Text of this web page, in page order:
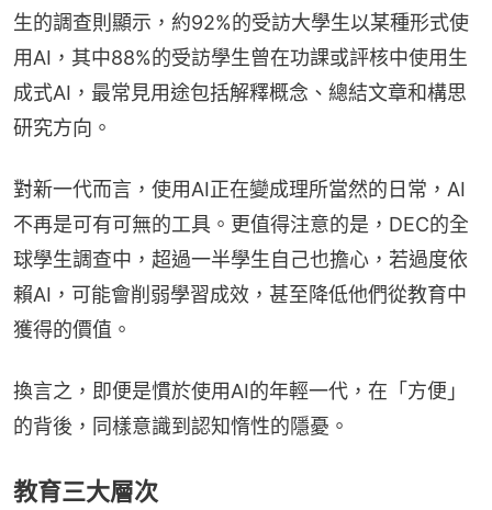
生的調查則顯示，約92%的受訪大學生以某種形式使
用AI，其中88%的受訪學生曾在功課或評核中使用生
成式AI，最常見用途包括解釋概念、總結文章和構思
研究方向。
對新一代而言，使用AI正在變成理所當然的日常，AI
不再是可有可無的工具。更值得注意的是，DEC的全
球學生調查中，超過一半學生自己也擔心，若過度依
賴AI，可能會削弱學習成效，甚至降低他們從教育中
獲得的價值。
換言之，即便是慣於使用AI的年輕一代，在「方便」
的背後，同樣意識到認知惰性的隱憂。
教育三大層次